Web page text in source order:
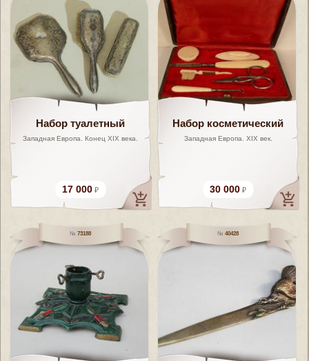
Набор туалетный
Западная Европа. Конец XIX века.
17 000
Набор косметический
Западная Европа. XIX век.
30 000
73188 40428